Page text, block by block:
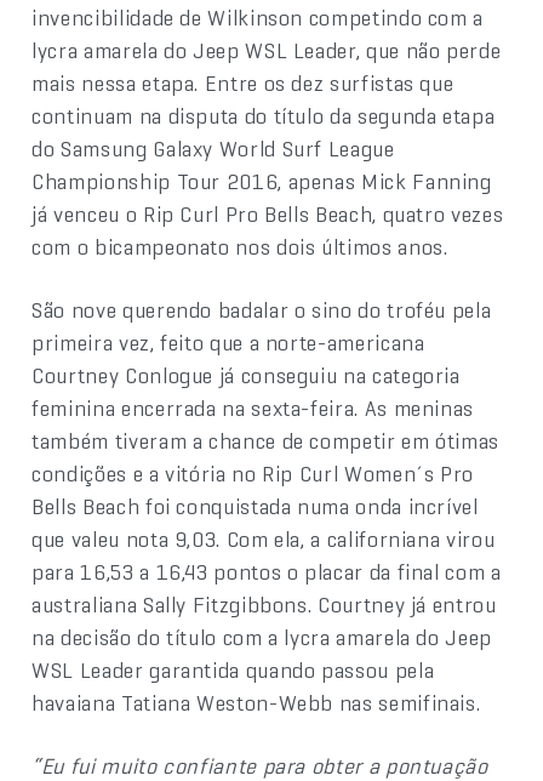
invencibilidade de Wilkinson competindo com a
lycra amarela do Jeep WSL Leader, que não perde
mais nessa etapa. Entre os dez surfistas que
continuam na disputa do título da segunda etapa
do Samsung Galaxy World Surf League
Championship Tour 2016, apenas Mick Fanning
já venceu o Rip Curl Pro Bells Beach, quatro vezes
com o bicampeonato nos dois últimos anos.
São nove querendo badalar o sino do troféu pela
primeira vez, feito que a norte-americana
Courtney Conlogue já conseguiu na categoria
feminina encerrada na sexta-feira. As meninas
também tiveram a chance de competir em ótimas
condições e a vitória no Rip Curl Women´s Pro
Bells Beach foi conquistada numa onda incrível
que valeu nota 9,03. Com ela, a californiana virou
para 16,53 a 16,43 pontos o placar da final com a
australiana Sally Fitzgibbons. Courtney já entrou
na decisão do título com a lycra amarela do Jeep
WSL Leader garantida quando passou pela
havaiana Tatiana Weston-Webb nas semifinais.
“Eu fui muito confiante para obter a pontuação